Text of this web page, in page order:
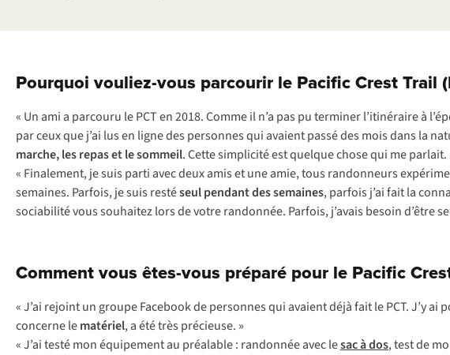
Pourquoi vouliez-vous parcourir le Pacific Crest Trail
« Un ami a parcouru le PCT en 2018. Comme il n’a pas pu terminer l’itinéraire à
par ceux que j’ai lus en ligne des personnes qui avaient passé des mois dans la
marche, les repas et le sommeil. Cette simplicité est quelque chose qui me parlait.
« Finalement, je suis parti avec deux amis et une amie, tous randonneurs
semaines. Parfois, je suis restéseul pendant des semaines, parfois j’ai fait la
sociabilité vous souhaitez lors de votre randonnée. Parfois, j’avais besoin d’être
Comment vous êtes-vous préparé pour le Pacific
«J’ai rejointun groupeFacebookdepersonnesqui avaientdéjàfaitlePCT.J’yai p
concernelematériel, aététrès précieuse. »
«J’aitestémonéquipementau préalable: randonnéeaveclesacàdos,testdem